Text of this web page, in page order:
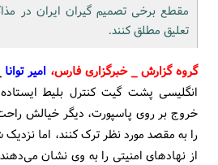
مقطع برخی تصمیم گیران ایران در
تعلیق مطلق کنند.
گروه گزارش _ خبرگزاری فارس، امیر توانا
انگلیسی پشت گیت کنترل بلیط
خروج بر روی پاسپورت، دیگر خیالش
را به مقصد مورد نظر ترک کنند، اما
از نهادهای امنیتی را به وی نشان